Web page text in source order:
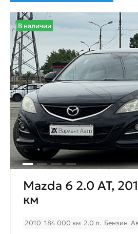
В наличии
Mazda 6 2.0 AT,
км
2010 184 000 км 2.0 л. Бензин